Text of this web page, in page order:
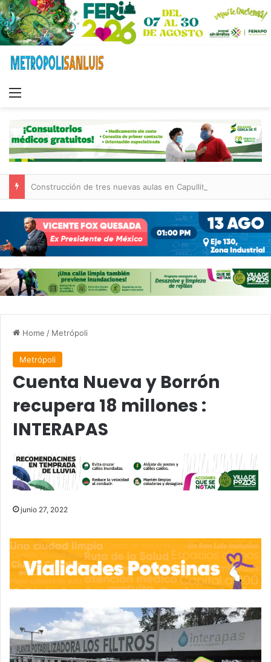
Home / Metrópoli
Metrópoli
Cuenta Nueva y Borrón
recupera 18 millones :
INTERAPAS
junio 27, 2022